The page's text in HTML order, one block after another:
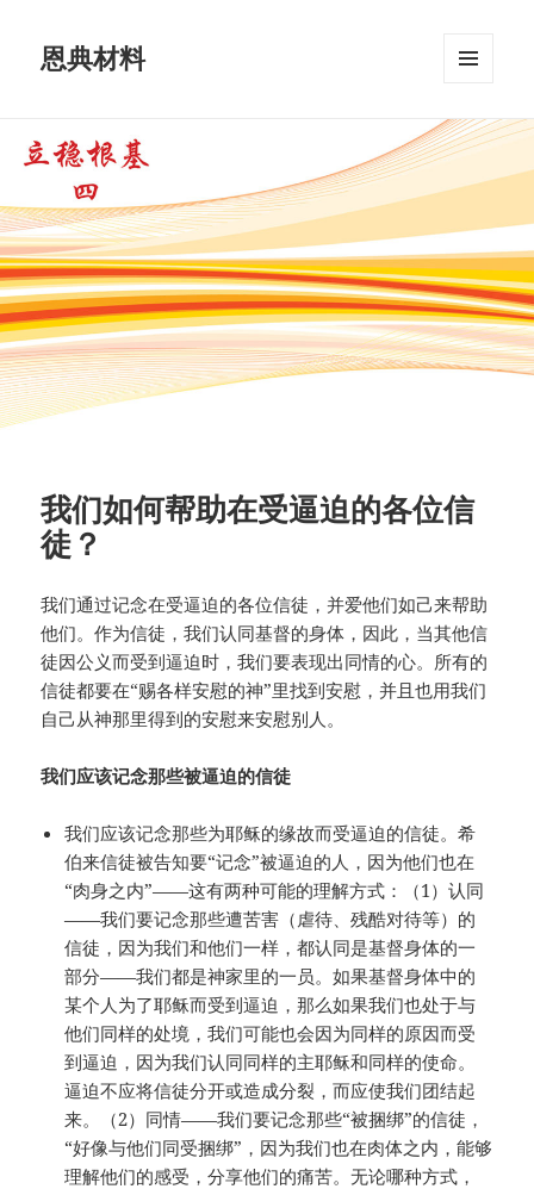
恩典材料
挂件
我们如何帮助在受逼迫的各位信
徒？
我们通过记念在受逼迫的各位信徒，并爱他们如己来帮助
他们。作为信徒，我们认同基督的身体，因此，当其他信
徒因公义而受到逼迫时，我们要表现出同情的心。所有的
信徒都要在“赐各样安慰的神”里找到安慰，并且也用我们
自己从神那里得到的安慰来安慰别人。
我们应该记念那些被逼迫的信徒
我们应该记念那些为耶稣的缘故而受逼迫的信徒。希
伯来信徒被告知要“记念”被逼迫的人，因为他们也在
“肉身之内”——这有两种可能的理解方式：（1）认同
——我们要记念那些遭苦害（虐待、残酷对待等）的
信徒，因为我们和他们一样，都认同是基督身体的一
部分——我们都是神家里的一员。如果基督身体中的
某个人为了耶稣而受到逼迫，那么如果我们也处于与
他们同样的处境，我们可能也会因为同样的原因而受
到逼迫，因为我们认同同样的主耶稣和同样的使命。
逼迫不应将信徒分开或造成分裂，而应使我们团结起
来。（2）同情——我们要记念那些“被捆绑”的信徒，
“好像与他们同受捆绑”，因为我们也在肉体之内，能够
理解他们的感受，分享他们的痛苦。无论哪种方式，